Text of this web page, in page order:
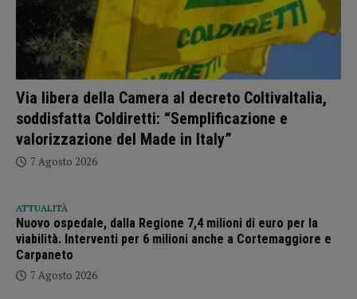
Via libera della Camera al decreto ColtivaItalia,
soddisfatta Coldiretti: “Semplificazione e
valorizzazione del Made in Italy”
7 Agosto 2026
ATTUALITÀ
Nuovo ospedale, dalla Regione 7,4 milioni di euro per la
viabilità. Interventi per 6 milioni anche a Cortemaggiore e
Carpaneto
7 Agosto 2026